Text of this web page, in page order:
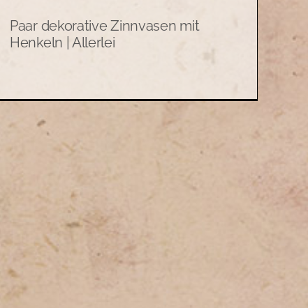
Paar dekorative Zinnvasen mit
Henkeln | Allerlei